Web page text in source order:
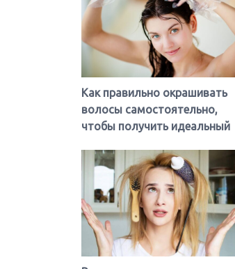
Как правильно окрашивать
волосы самостоятельно,
чтобы получить идеальный